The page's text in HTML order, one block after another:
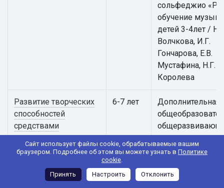
Сайт использует файлы cookie, обрабатываемые вашим
браузером. Подробнее об этом вы можете узнать в Политике
cookie.
Принять
Настроить Отклонить
сольфеджио
обучение
детей 3-4лет /
Волчкова, И.Г.
Гончарова, Е.В.
Мустафина, Н.Г.
Королева
Развитие творческих
способностей
средствами
театрального
искусства "Театр
6-7 лет
Дополнительная
программа
художественной
«Развитие